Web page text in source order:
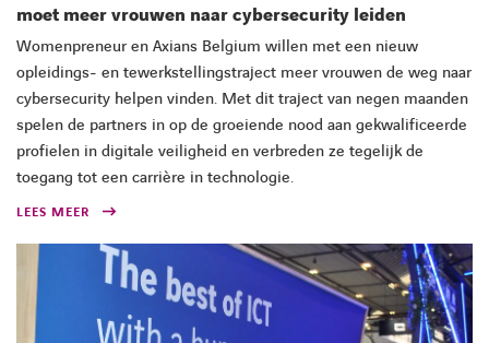
moet meer vrouwen naar cybersecurity leiden
Womenpreneur en Axians Belgium willen met een nieuw
opleidings- en tewerkstellingstraject meer vrouwen de weg naar
cybersecurity helpen vinden. Met dit traject van negen maanden
spelen de partners in op de groeiende nood aan gekwalificeerde
profielen in digitale veiligheid en verbreden ze tegelijk de
toegang tot een carrière in technologie.
LEES MEER